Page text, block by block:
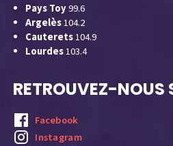
Pays Toy99.6
Argelès104.2
Cauterets104.9
Lourdes103.4
RETROUVEZ-NOUS
Facebook
Instagram